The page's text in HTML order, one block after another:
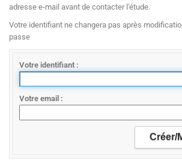
adresse e-mail avant de contacter l'étude.
Votre identifiant ne changera pas après
passe
Votre identifiant
Votre email